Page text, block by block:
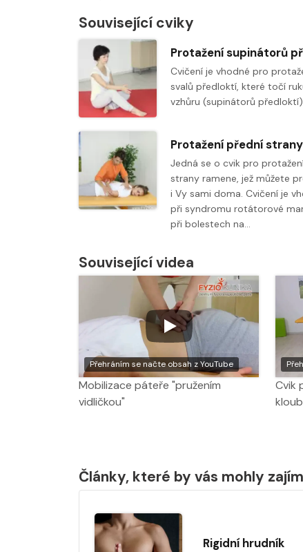
Související cviky
Cvičení je vhodné pro
svalů předloktí, které točí
vzhůru (supinátorů
Jedná se o cvik pro
strany ramene, jež můžete
i Vy sami doma. Cvičení je
při syndromu rotátorové
při bolestech na…
Související videa
Přehráním se načte obsah z YouTube
Mobilizace páteře "pružením
vidličkou"
Cvik
Články, které by vás mohly
Rigidní hrudník